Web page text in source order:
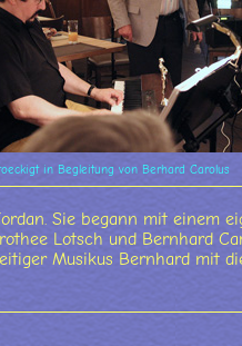
in Begleitung von Berhard Carolus
Sie begann mit einem
Lotsch und Bernhard
Musikus Bernhard mit